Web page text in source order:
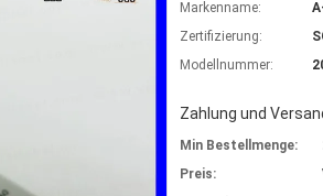
Markenname:
Zertifizierung:
Modellnummer:
Zahlung und
Min Bestellmenge:
Preis: